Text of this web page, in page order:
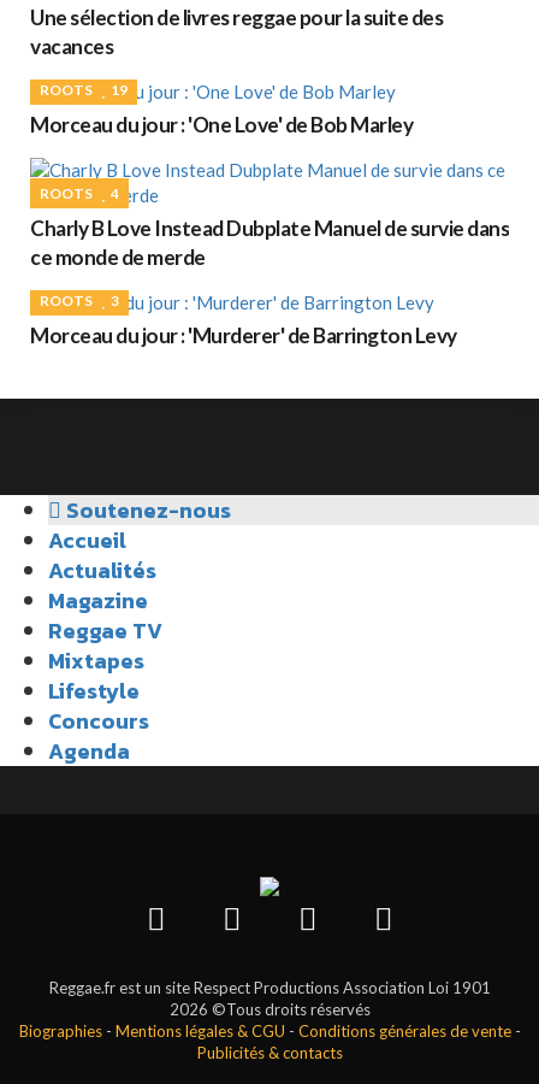
Une sélection de livres reggae pour la suite des
vacances
ROOTS 19
Morceau du jour : 'One Love' de Bob Marley
ROOTS 4
Charly B Love Instead Dubplate Manuel de survie dans
ce monde de merde
ROOTS 3
Morceau du jour : 'Murderer' de Barrington Levy
Soutenez-nous
Accueil
Actualités
Magazine
Reggae TV
Mixtapes
Lifestyle
Concours
Agenda
Reggae.fr est un site Respect Productions Association Loi 1901
2026 ©Tous droits réservés
Biographies- Mentions légales & CGU - Conditions générales de vente-
Publicités & contacts